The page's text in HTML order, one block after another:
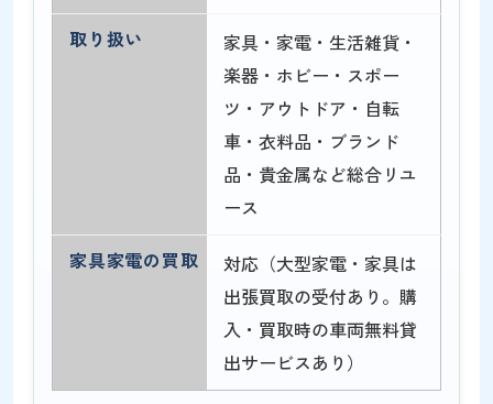
取り扱い
家具・家電・生活雑貨・
楽器・ホビー・スポー
ツ・アウトドア・自転
車・衣料品・ブランド
品・貴金属など総合リユ
ース
家具家電の買取
対応（大型家電・家具は
出張買取の受付あり。購
入・買取時の車両無料貸
出サービスあり）